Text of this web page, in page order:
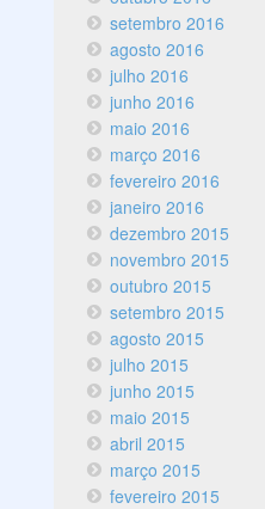
setembro 2016
agosto 2016
julho 2016
junho 2016
maio 2016
março 2016
fevereiro 2016
janeiro 2016
dezembro 2015
novembro 2015
outubro 2015
setembro 2015
agosto 2015
julho 2015
junho 2015
maio 2015
abril 2015
março 2015
fevereiro 2015